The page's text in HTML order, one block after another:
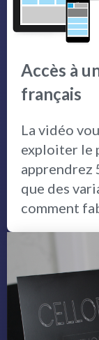
Accès à
français
La vidéo
exploiter le
apprendrez
que des
comment